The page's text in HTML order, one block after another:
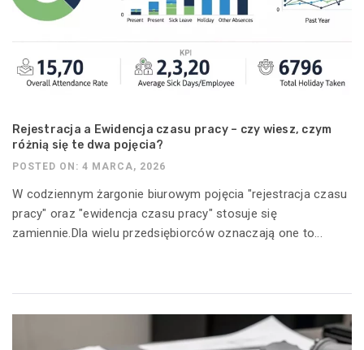
Rejestracja a Ewidencja czasu pracy – czy wiesz, czym
różnią się te dwa pojęcia?
POSTED ON: 4 MARCA, 2026
W codziennym żargonie biurowym pojęcia "rejestracja czasu
pracy" oraz "ewidencja czasu pracy" stosuje się
zamiennie.Dla wielu przedsiębiorców oznaczają one to...